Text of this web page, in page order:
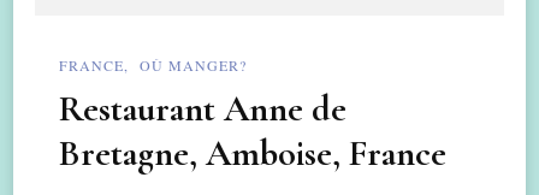
FRANCE OÙ MANGER?
Restaurant Anne de
Bretagne, Amboise, France